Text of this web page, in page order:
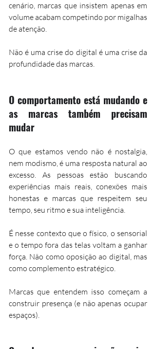
cenário, marcas que insistem apenas em
volume acabam competindo por migalhas
de atenção.
Não é uma crise do digital é uma crise da
profundidade das marcas.
O comportamento está mudando e
as marcas também precisam
mudar
O que estamos vendo não é nostalgia,
nem modismo, é uma resposta natural ao
excesso. As pessoas estão buscando
experiências mais reais, conexões mais
honestas e marcas que respeitem seu
tempo, seu ritmo e sua inteligência.
É nesse contexto que o físico, o sensorial
e o tempo fora das telas voltam a ganhar
força. Não como oposição ao digital, mas
como complemento estratégico.
Marcas que entendem isso começam a
construir presença (e não apenas ocupar
espaços).